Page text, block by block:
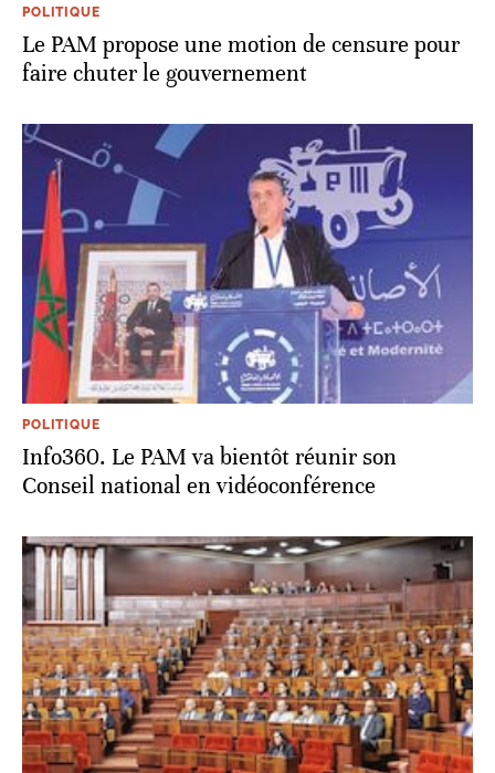
POLITIQUE
Le PAM propose une motion de censure pour
faire chuter le gouvernement
POLITIQUE
Info360. Le PAM va bientôt réunir son
Conseil national en vidéoconférence